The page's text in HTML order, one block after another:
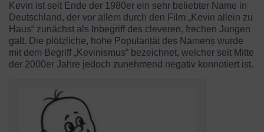
Kevin ist seit Ende der 1980er ein sehr beliebter Name in
Deutschland, der vor allem durch den Film „Kevin allein zu
Haus“ zunächst als Inbegriff des cleveren, frechen Jungen
galt. Die plötzliche, hohe Popularität des Namens wurde
mit dem Begriff „Kevinismus“ bezeichnet, welcher seit Mitte
der 2000er Jahre jedoch zunehmend negativ konnotiert ist.